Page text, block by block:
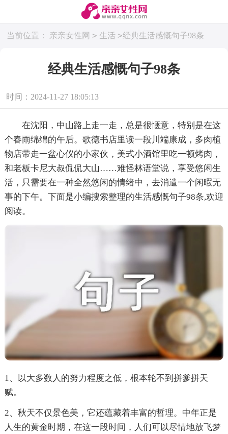
当前位置： 亲亲女性网 > 生活 >经典生活感慨句子98条
经典生活感慨句子98条
时间：2024-11-27 18:05:13
在沈阳，中山路上走一走，总是很惬意，特别是在这
个春雨绵绵的午后。歌德书店里读一段川端康成，多肉植
物店带走一盆心仪的小家伙，美式小酒馆里吃一顿烤肉，
和老板卡尼大叔侃侃大山……难怪林语堂说，享受悠闲生
活，只需要在一种全然悠闲的情绪中，去消遣一个闲暇无
事的下午。下面是小编搜索整理的生活感慨句子98条,欢迎
阅读。
1、以大多数人的努力程度之低，根本轮不到拼爹拼天
赋。
2、秋天不仅景色美，它还蕴藏着丰富的哲理。中年正是
人生的黄金时期，在这一段时间，人们可以尽情地放飞梦